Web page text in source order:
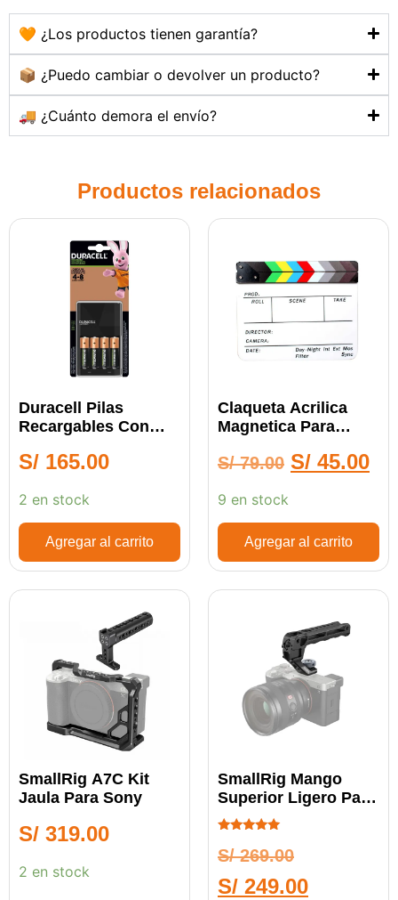
🧡 ¿Los productos tienen garantía?
📦 ¿Puedo cambiar o devolver un producto?
🚚 ¿Cuánto demora el envío?
Productos relacionados
Duracell Pilas
Recargables Con
S/ 165.00
2 en stock
Agregar al carrito
Claqueta Acrilica
Magnetica Para
S/79.00 S/ 45.00
9 en stock
Agregar al carrito
SmallRig A7C Kit
Jaula Para Sony
S/ 319.00
2 en stock
SmallRig Mango
Superior Ligero Para
Zapata Fría 3765
5.00
de 5
S/269.00
S/ 249.00